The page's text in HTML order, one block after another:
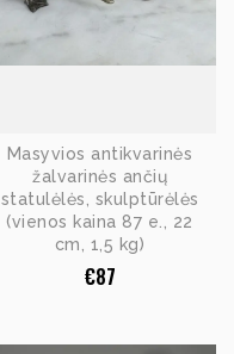
Masyvios antikvarinės
žalvarinės ančių
statulėlės, skulptūrėlės
(vienos kaina 87 e., 22
cm, 1,5 kg)
€87